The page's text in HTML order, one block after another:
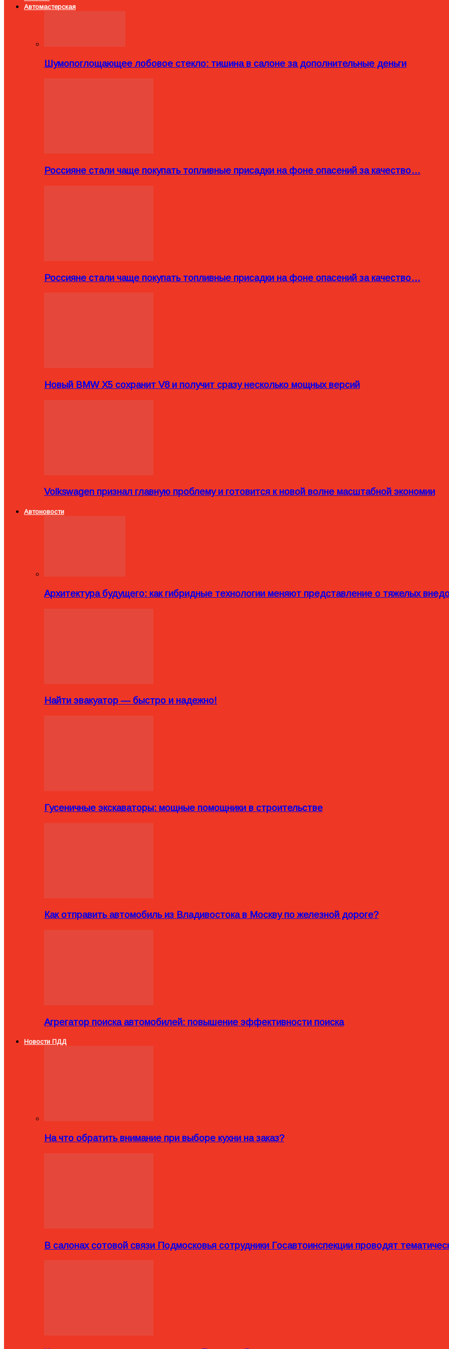
Автомастерская
Шумопоглощающее лобовое стекло: тишина в салоне за дополнительные деньги
Россияне стали чаще покупать топливные присадки на фоне опасений за качество…
Россияне стали чаще покупать топливные присадки на фоне опасений за качество…
Новый BMW X5 сохранит V8 и получит сразу несколько мощных версий
Volkswagen признал главную проблему и готовится к новой волне масштабной экономии
Автоновости
Архитектура будущего: как гибридные технологии меняют представление о тяжелых
Найти эвакуатор — быстро и надежно!
Гусеничные экскаваторы: мощные помощники в строительстве
Как отправить автомобиль из Владивостока в Москву по железной дороге?
Агрегатор поиска автомобилей: повышение эффективности поиска
Новости ПДД
На что обратить внимание при выборе кухни на заказ?
В салонах сотовой связи Подмосковья сотрудники Госавтоинспекции проводят